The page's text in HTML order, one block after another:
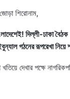
শিরোনাম,
দিল্লী-ঢাকা বৈঠক
গঠনের রূপরেখা নিয়ে
দেখার পক্ষে